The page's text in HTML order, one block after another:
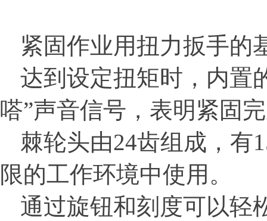
紧固作业用扭力扳手的
达到设定扭矩时，内置
嗒”声音信号，表明紧固
棘轮头由24齿组成，有
限的工作环境中使用。
通过旋钮和刻度可以轻